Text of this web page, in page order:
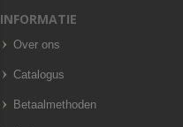
INFORMATIE
Over ons
Catalogus
Betaalmethoden